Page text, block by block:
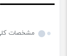
مشخصات